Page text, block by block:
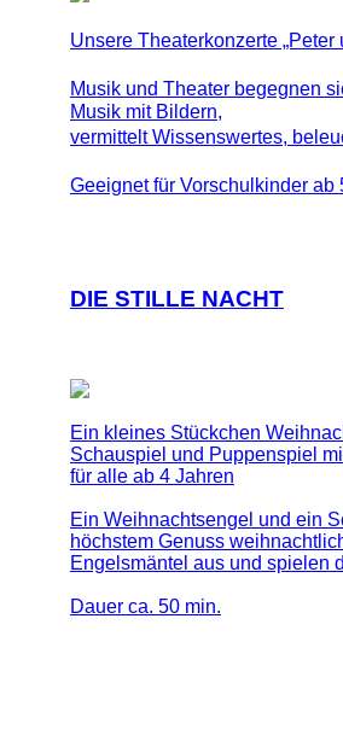
Unsere Theaterkonzerte
Musik und Theater begegnen
Musik mit Bildern,
vermittelt Wissenswertes,
Geeignet für Vorschulkinder
DIE STILLE NACHT
Ein kleines Stückchen
Schauspiel und Puppenspiel
für alle ab 4 Jahren
Ein Weihnachtsengel und ein
höchstem Genuss
Engelsmäntel aus und spielen
Dauer ca. 50 min.